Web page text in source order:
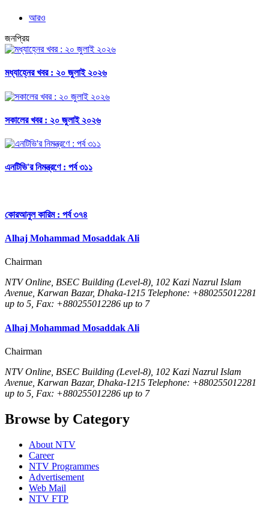
আরও
জনপ্রিয়
মধ্যাহ্নের খবর : ২০ জুলাই ২০২৬
সকালের খবর : ২০ জুলাই ২০২৬
এনটিভি'র নিমন্ত্রণে : পর্ব ৩১১
কোরআনুল কারিম : পর্ব ৩৭৪
Alhaj Mohammad Mosaddak Ali
Chairman
NTV Online, BSEC Building (Level-8), 102 Kazi Nazrul Islam
Avenue, Karwan Bazar, Dhaka-1215 Telephone: +880255012281
up to 5, Fax: +880255012286 up to 7
Alhaj Mohammad Mosaddak Ali
Chairman
NTV Online, BSEC Building (Level-8), 102 Kazi Nazrul Islam
Avenue, Karwan Bazar, Dhaka-1215 Telephone: +880255012281
up to 5, Fax: +880255012286 up to 7
Browse by Category
About NTV
Career
NTV Programmes
Advertisement
Web Mail
NTV FTP